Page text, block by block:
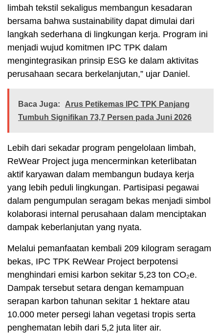
limbah tekstil sekaligus membangun kesadaran
bersama bahwa sustainability dapat dimulai dari
langkah sederhana di lingkungan kerja. Program ini
menjadi wujud komitmen IPC TPK dalam
mengintegrasikan prinsip ESG ke dalam aktivitas
perusahaan secara berkelanjutan,” ujar Daniel.
Baca Juga:
Arus Petikemas IPC TPK Panjang
Tumbuh Signifikan 73,7 Persen pada Juni 2026
Lebih dari sekadar program pengelolaan limbah,
ReWear Project juga mencerminkan keterlibatan
aktif karyawan dalam membangun budaya kerja
yang lebih peduli lingkungan. Partisipasi pegawai
dalam pengumpulan seragam bekas menjadi simbol
kolaborasi internal perusahaan dalam menciptakan
dampak keberlanjutan yang nyata.
Melalui pemanfaatan kembali 209 kilogram seragam
bekas, IPC TPK ReWear Project berpotensi
menghindari emisi karbon sekitar 5,23 ton CO₂e.
Dampak tersebut setara dengan kemampuan
serapan karbon tahunan sekitar 1 hektare atau
10.000 meter persegi lahan vegetasi tropis serta
penghematan lebih dari 5,2 juta liter air.